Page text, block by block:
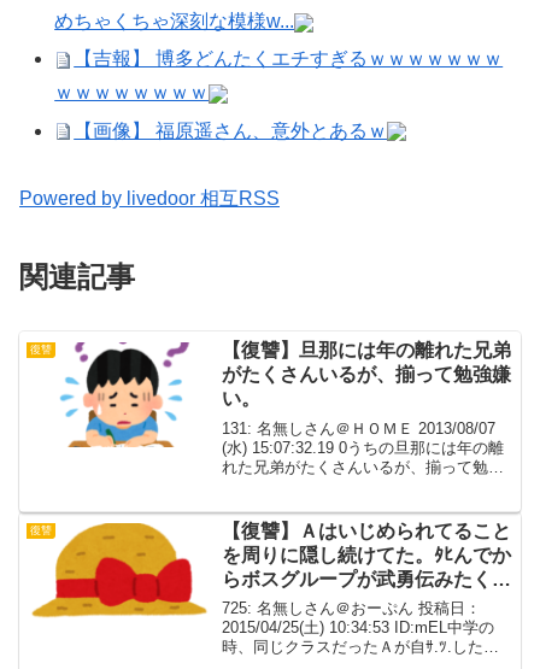
めちゃくちゃ深刻な模様w...
【吉報】 博多どんたくエチすぎるｗｗｗｗｗｗｗ
ｗｗｗｗｗｗｗｗ
【画像】 福原遥さん、意外とあるｗ
Powered by livedoor 相互RSS
関連記事
復讐
【復讐】旦那には年の離れた兄弟
がたくさんいるが、揃って勉強嫌
い。
131: 名無しさん＠ＨＯＭＥ 2013/08/07
(水) 15:07:32.19 0うちの旦那には年の離
れた兄弟がたくさんいるが、揃って勉強
入れるだけの金はない（あ...
復讐
【復讐】Ａはいじめられてること
を周りに隠し続けてた。ﾀﾋんでか
らボスグループが武勇伝みたく暴
露して発覚した
725: 名無しさん＠おーぷん 投稿日：
2015/04/25(土) 10:34:53 ID:mEL中学の
時、同じクラスだったＡが自ｻ.ﾂ.した。